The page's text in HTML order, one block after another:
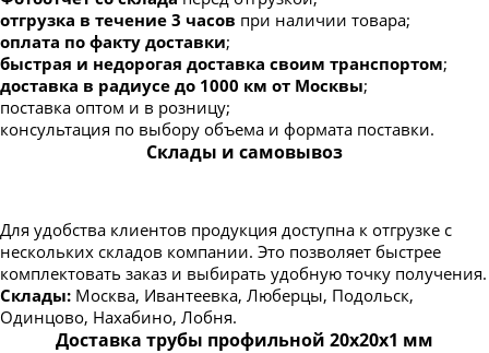
отгрузка в течение 3 часов при наличии товара;
оплата по факту доставки;
быстрая и недорогая доставка своим транспортом;
доставка в радиусе до 1000 км от Москвы;
поставка оптом и в розницу;
консультация по выбору объема и формата поставки.
Склады и самовывоз
Для удобства клиентов продукция доступна к отгрузке с
нескольких складов компании. Это позволяет быстрее
комплектовать заказ и выбирать удобную точку получения.
Склады: Москва, Ивантеевка, Люберцы, Подольск,
Одинцово, Нахабино, Лобня.
Доставка трубы профильной 20х20х1 мм